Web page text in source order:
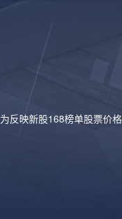
为反映新股168榜单股票价